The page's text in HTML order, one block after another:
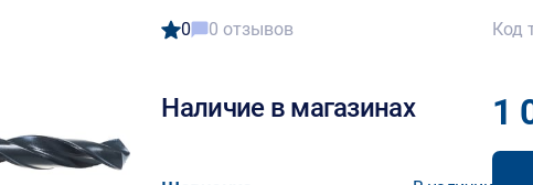
0 0 отзывов
Наличие в магазинах
Код
1